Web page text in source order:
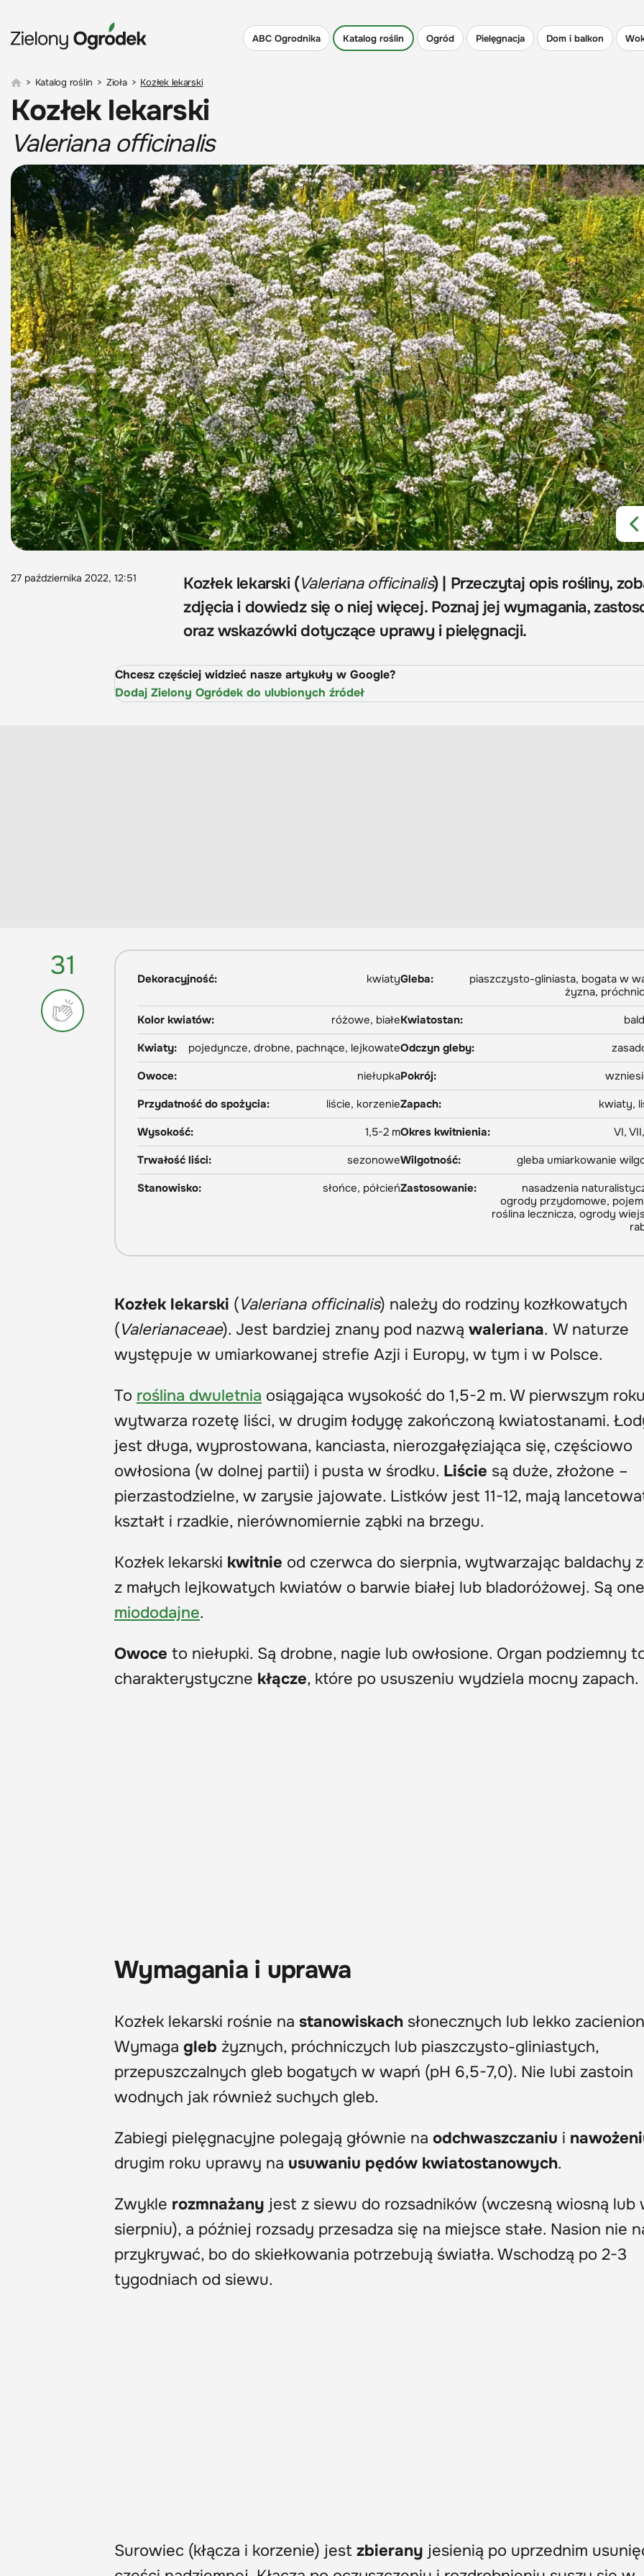
ABC Ogrodnika Katalog roślin Ogród Pielęgnacja Dom i balkon
> Katalog roślin > Zioła > Kozłek lekarski
Kozłek lekarski
Valeriana officinalis
27 października 2022, 12:51 Kozłek lekarski (Valeriana officinalis) | Przeczytaj opis rośliny,
zdjęcia i dowiedz się o niej więcej. Poznaj jej wymagania,
oraz wskazówki dotyczące uprawy i pielęgnacji.
Chcesz częściej widzieć nasze artykuły w Google?
Dodaj Zielony Ogródek do ulubionych źródeł
31 Dekoracyjność: kwiatyGleba:
piaszczysto-gliniasta, bogata w
żyzna,
Kolor kwiatów:
różowe, białeKwiatostan:
Kwiaty:
pojedyncze, drobne, pachnące, lejkowateOdczyn gleby:
Owoce:
niełupkaPokrój:
Przydatność do spożycia:
liście, korzenieZapach:
kwiaty,
Wysokość:
1,5-2 mOkres kwitnienia:
VI,
Trwałość liści:
sezonoweWilgotność:
gleba umiarkowanie
Stanowisko:
słońce, półcieńZastosowanie:
nasadzenia
ogrody przydomowe,
roślina lecznicza, ogrody
Kozłek lekarski (Valeriana officinalis) należy do rodziny kozłkowatych
(Valerianaceae). Jest bardziej znany pod nazwą waleriana. W naturze
występuje w umiarkowanej strefie Azji i Europy, w tym i w Polsce.
To roślina dwuletnia osiągająca wysokość do 1,5-2 m. W pierwszym
wytwarza rozetę liści, w drugim łodygę zakończoną kwiatostanami.
jest długa, wyprostowana, kanciasta, nierozgałęziająca się, częściowo
owłosiona (w dolnej partii) i pusta w środku. Liście są duże, złożone –
pierzastodzielne, w zarysie jajowate. Listków jest 11-12, mają
kształt i rzadkie, nierównomiernie ząbki na brzegu.
Kozłek lekarski kwitnie od czerwca do sierpnia, wytwarzając baldachy
z małych lejkowatych kwiatów o barwie białej lub bladoróżowej. Są one
miododajne.
Owoce to niełupki. Są drobne, nagie lub owłosione. Organ podziemny
charakterystyczne kłącze, które po ususzeniu wydziela mocny zapach.
Wymagania i uprawa
Kozłek lekarski rośnie na stanowiskach słonecznych lub lekko
Wymaga gleb żyznych, próchniczych lub piaszczysto-gliniastych,
przepuszczalnych gleb bogatych w wapń (pH 6,5-7,0). Nie lubi zastoin
wodnych jak również suchych gleb.
Zabiegi pielęgnacyjne polegają głównie na odchwaszczaniu i
drugim roku uprawy na usuwaniu pędów kwiatostanowych.
Zwykle rozmnażany jest z siewu do rozsadników (wczesną wiosną lub
sierpniu), a później rozsady przesadza się na miejsce stałe. Nasion nie
przykrywać, bo do skiełkowania potrzebują światła. Wschodzą po 2-3
tygodniach od siewu.
Surowiec (kłącza i korzenie) jest zbierany jesienią po uprzednim